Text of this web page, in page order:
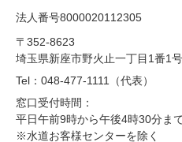
法人番号8000020112305
〒352-8623
埼玉県新座市野火止一丁目1番1号
Tel：048-477-1111（代表）
窓口受付時間：
平日午前9時から午後4時30分ま
※水道お客様センターを除く